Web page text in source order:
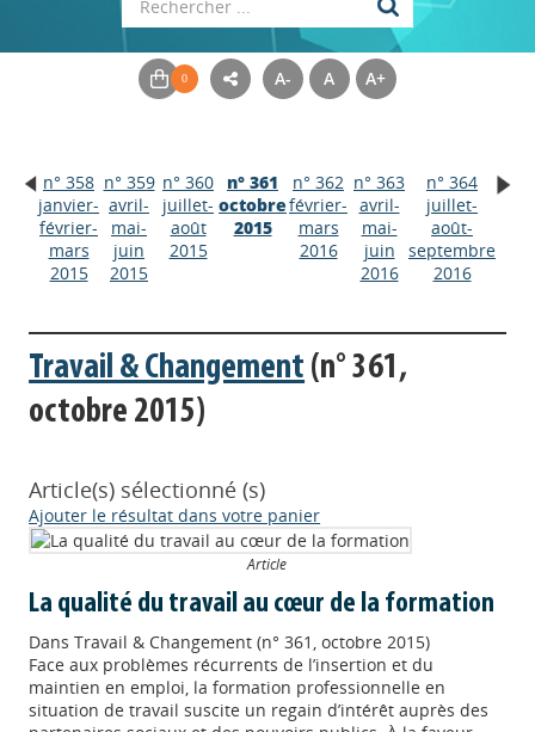
A- A A+
n° 358
janvier-
février-
mars
2015
n° 359
avril-
mai-
juin
2015
n° 360
juillet-
août
2015
n° 361
octobre
2015
n° 362
février-
mars
2016
n° 363
avril-
mai-
juin
2016
n° 364
juillet-
août-
septembre
2016
Travail & Changement (n° 361,
octobre 2015)
Article(s) sélectionné (s)
Ajouter le résultat dans votre panier
Article
La qualité du travail au cœur de la formation
DansTravail & Changement (n° 361, octobre 2015)
Face aux problèmes récurrents de l’insertion et du
maintien en emploi, la formation professionnelle en
situation de travail suscite un regain d’intérêt auprès des